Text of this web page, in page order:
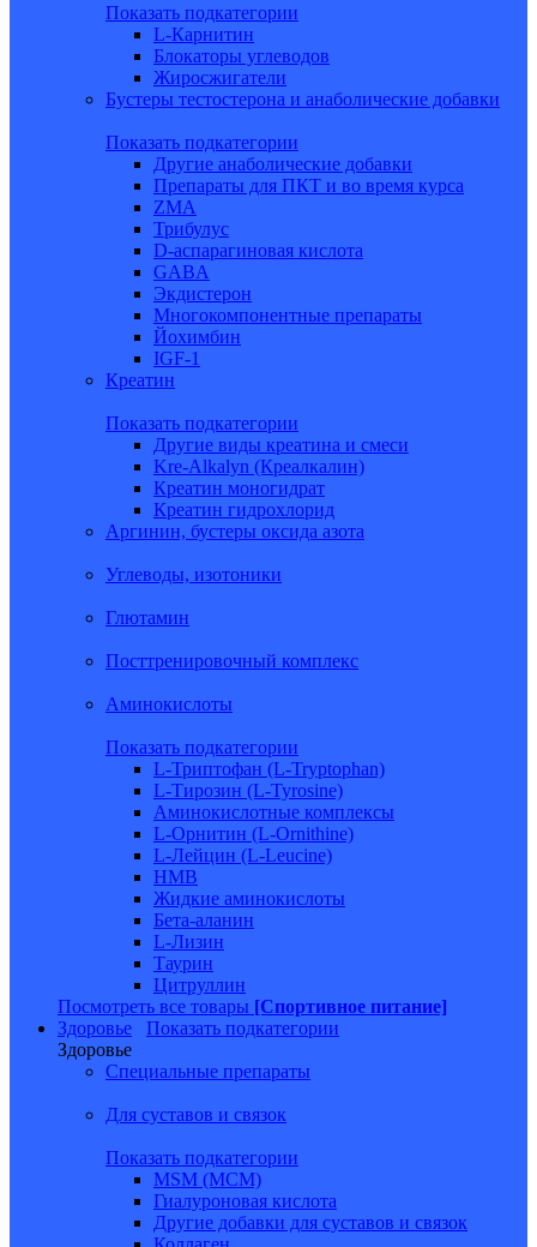
Показать подкатегории
L-Карнитин
Блокаторы углеводов
Жиросжигатели
Бустеры тестостерона и анаболические добавки
Показать подкатегории
Другие анаболические добавки
Препараты для ПКТ и во время курса
ZMA
Трибулус
D-аспарагиновая кислота
GABA
Экдистерон
Многокомпонентные препараты
Йохимбин
IGF-1
Креатин
Показать подкатегории
Другие виды креатина и смеси
Kre-Alkalyn (Креалкалин)
Креатин моногидрат
Креатин гидрохлорид
Аргинин, бустеры оксида азота
Углеводы, изотоники
Глютамин
Посттренировочный комплекс
Аминокислоты
Показать подкатегории
L-Триптофан (L-Tryptophan)
L-Тирозин (L-Tyrosine)
Аминокислотные комплексы
L-Орнитин (L-Ornithine)
L-Лейцин (L-Leucine)
HMB
Жидкие аминокислоты
Бета-аланин
L-Лизин
Таурин
Цитруллин
Посмотреть все товары [Спортивное питание]
Здоровье
Показать подкатегории
Здоровье
Специальные препараты
Для суставов и связок
Показать подкатегории
MSM (МСМ)
Гиалуроновая кислота
Другие добавки для суставов и связок